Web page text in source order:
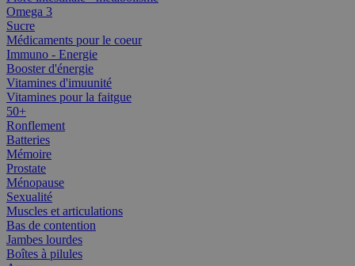
Omega 3
Sucre
Médicaments pour le coeur
Immuno - Energie
Booster d'énergie
Vitamines d'imuunité
Vitamines pour la faitgue
50+
Ronflement
Batteries
Mémoire
Prostate
Ménopause
Sexualité
Muscles et articulations
Bas de contention
Jambes lourdes
Boîtes à pilules